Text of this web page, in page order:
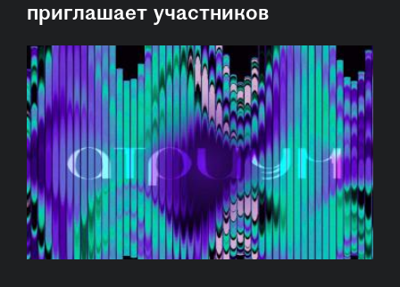
приглашает участников